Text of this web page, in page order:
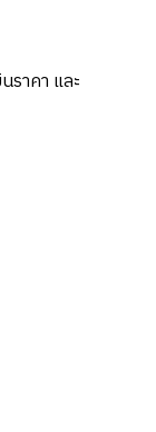
าคา และ